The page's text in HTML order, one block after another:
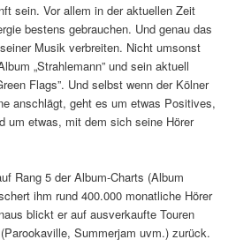
sein. Vor allem in der aktuellen Zeit
bestens gebrauchen. Und genau das
Musik verbreiten. Nicht umsonst
„Strahlemann” und sein aktuell
Flags”. Und selbst wenn der Kölner
anschlägt, geht es um etwas Positives,
um etwas, mit dem sich seine Hörer
Rang 5 der Album-Charts (Album
ihm rund 400.000 monatliche Hörer
blickt er auf ausverkaufte Touren
Summerjam uvm.) zurück.